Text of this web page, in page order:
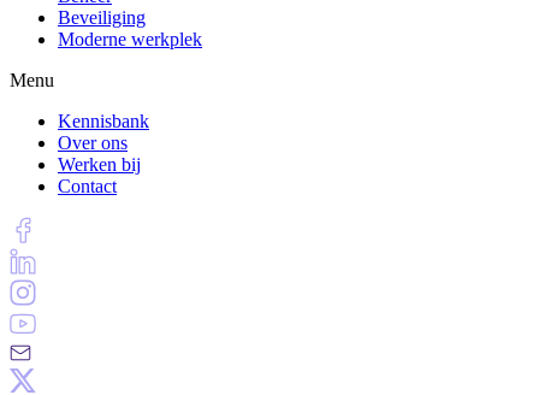
Beveiliging
Moderne werkplek
Menu
Kennisbank
Over ons
Werken bij
Contact